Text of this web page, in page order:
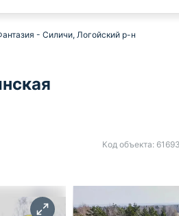
- Силичи, Логойский р-н
Код объекта: